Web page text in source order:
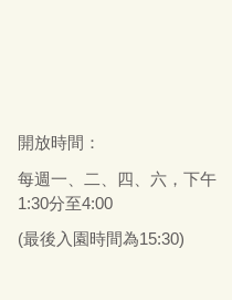
開放時間：
每週一、二、四、六，下午
1:30分至4:00
(最後入園時間為15:30)